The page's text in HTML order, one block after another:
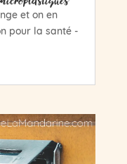
et on en
pour la santé -